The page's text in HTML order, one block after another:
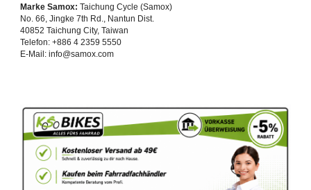
Marke Samox: Taichung Cycle (Samox)
No. 66, Jingke 7th Rd., Nantun Dist.
40852 Taichung City, Taiwan
Telefon: +886 4 2359 5550
E-Mail: info@samox.com